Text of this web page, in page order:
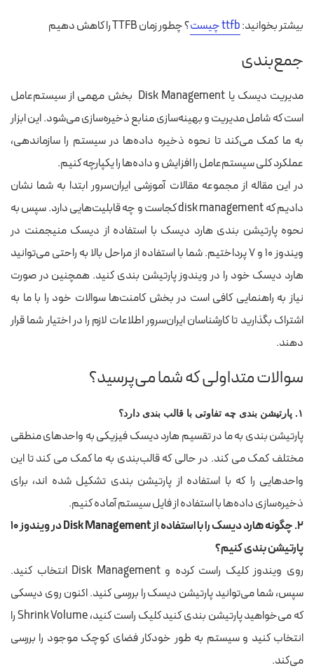
بیشتر بخوانید:ttfb چیست ؟ چطور زمان TTFB را کاهش دهیم
جمع‌بندی
مدیریت دیسک یا Disk Management بخش مهمی از سیستم‌عامل
است که شامل مدیریت و بهینه‌سازی منابع ذخیره‌سازی می‌شود. این ابزار
به ما کمک می‌کند تا نحوه ذخیره داده‌ها در سیستم را سازماندهی،
عملکرد کلی سیستم‌عامل را افزایش و داده‌ها را یکپارچه کنیم.
در این مقاله از مجموعه مقالات آموزشی ایران‌سرور ابتدا به شما نشان
دادیم که disk management کجاست و چه قابلیت‌هایی دارد. سپس به
نحوه پارتیشن بندی هارد دیسک با استفاده از دیسک منیجمنت در
ویندوز ۱۰ و ۷ پرداختیم. شما با استفاده از مراحل بالا به راحتی می‌توانید
هارد دیسک خود را در ویندوز پارتیشن بندی کنید. همچنین در صورت
نیاز به راهنمایی کافی است در بخش کامنت‌ها سوالات خود را با ما به
اشتراک بگذارید تا کارشناسان ایران‌سرور اطلاعات لازم را در اختیار شما قرار
دهند.
سوالات متداولی که شما می‌پرسید؟
۱. پارتیشن بندی چه تفاوتی با قالب بندی دارد؟
پارتیشن بندی به ما در تقسیم هارد دیسک فیزیکی به واحدهای منطقی
مختلف کمک می کند. در حالی که قالب‌بندی به ما کمک می کند تا این
واحدهایی را که با استفاده از پارتیشن بندی تشکیل شده اند، برای
ذخیره‌سازی داده‌ها با استفاده از فایل سیستم آماده کنیم.
۲. چگونه هارد دیسک را با استفاده از Disk Management در ویندوز ۱۰
پارتیشن بندی کنیم؟
روی ویندوز کلیک راست کرده و Disk Management انتخاب کنید.
سپس، شما می‌توانید پارتیشن دیسک را بررسی کنید. اکنون روی دیسکی
که می‌خواهید پارتیشن بندی کنید کلیک راست کنید، Shrink Volume را
انتخاب کنید و سیستم به طور خودکار فضای کوچک موجود را بررسی
می‌کند.